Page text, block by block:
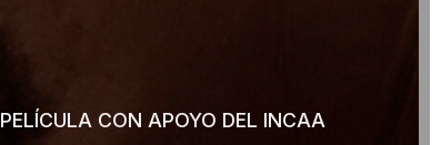
PELÍCULA CON APOYO DEL INCAA